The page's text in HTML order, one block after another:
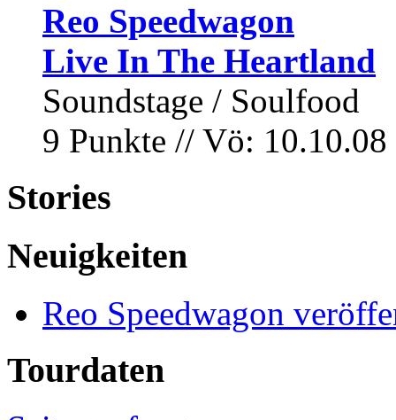
Reo Speedwagon
Live In The Heartland
Soundstage / Soulfood
9 Punkte // Vö: 10.10.08
Stories
Neuigkeiten
Reo Speedwagon
Tourdaten